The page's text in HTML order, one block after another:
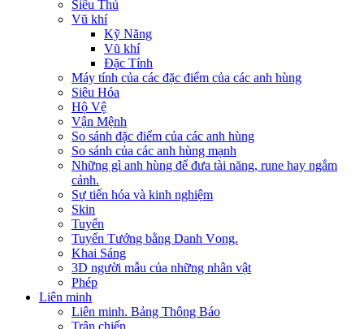
Siêu Thú
Vũ khí
Kỹ Năng
Vũ khí
Đặc Tính
Máy tính của các đặc điểm của các anh hùng
Siêu Hóa
Hộ Vệ
Vận Mệnh
So sánh đặc điểm của các anh hùng
So sánh của các anh hùng mạnh
Những gì anh hùng để đưa tài năng, rune hay ngắm
cảnh.
Sự tiến hóa và kinh nghiệm
Skin
Tuyển
Tuyển Tướng bằng Danh Vọng.
Khai Sáng
3D người mẫu của những nhân vật
Phép
Liên minh
Liên minh. Bảng Thông Báo